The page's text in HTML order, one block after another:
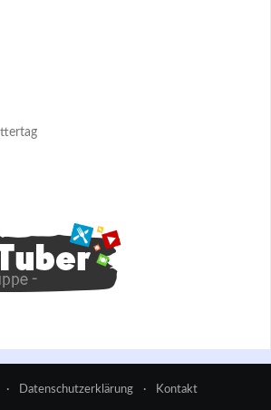
· Datenschutzerklärung · Kontakt